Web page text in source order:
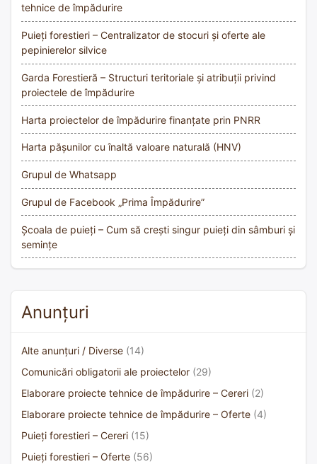
tehnice de împădurire
Puieți forestieri – Centralizator de stocuri și oferte ale
pepinierelor silvice
Garda Forestieră – Structuri teritoriale și atribuții privind
proiectele de împădurire
Harta proiectelor de împădurire finanțate prin PNRR
Harta pășunilor cu înaltă valoare naturală (HNV)
Grupul de Whatsapp
Grupul de Facebook „Prima Împădurire”
Școala de puieți – Cum să crești singur puieți din sâmburi și
semințe
Anunțuri
Alte anunțuri / Diverse (14)
Comunicări obligatorii ale proiectelor (29)
Elaborare proiecte tehnice de împădurire – Cereri (2)
Elaborare proiecte tehnice de împădurire – Oferte (4)
Puieți forestieri – Cereri (15)
Puieți forestieri – Oferte (56)